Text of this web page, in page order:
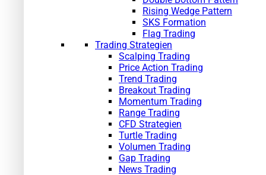
Rising Wedge Pattern
SKS Formation
Flag Trading
Trading Strategien
Scalping Trading
Price Action Trading
Trend Trading
Breakout Trading
Momentum Trading
Range Trading
CFD Strategien
Turtle Trading
Volumen Trading
Gap Trading
News Trading